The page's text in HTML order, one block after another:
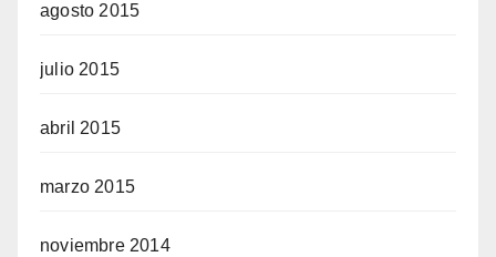
agosto 2015
julio 2015
abril 2015
marzo 2015
noviembre 2014